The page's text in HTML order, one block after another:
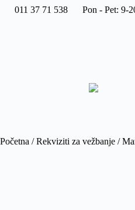
011 37 71 538 Pon - Pet: 9-
Početna /Rekviziti za vežbanje /